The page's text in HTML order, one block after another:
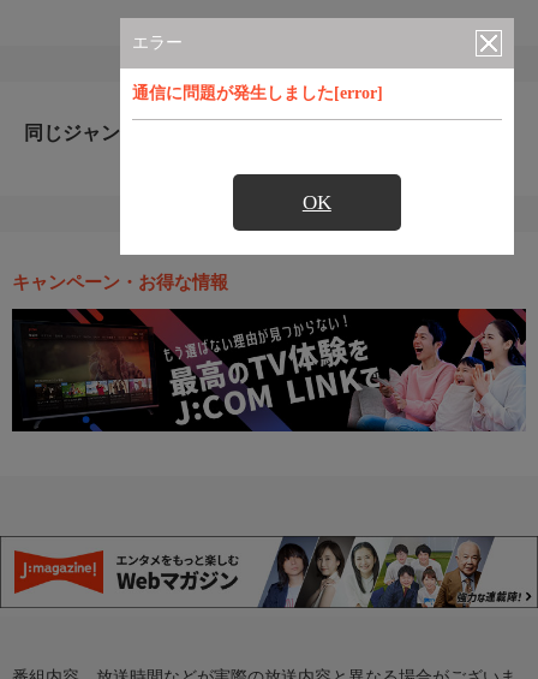
エラー
通信に問題が発生しました[error]
OK
同じジャンルのおすすめ番組
キャンペーン・お得な情報